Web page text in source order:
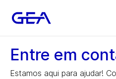
Entre em
Estamos aqui para ajudar!